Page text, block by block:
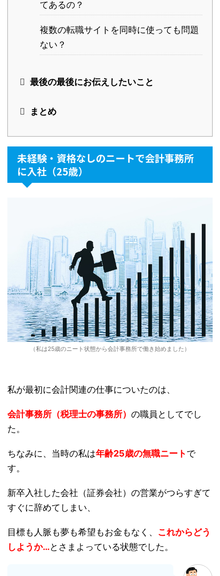
てあるの？
複数の転職サイトを同時に使っても問題
ない？
最後の最後にお伝えしたいこと
まとめ
未経験・資格なしのニートで会計事務所
に入社（25歳）
（私は25歳のニート状態から会計事務所で働き始めました）
私が最初に会計関連の仕事についたのは、
会計事務所（税理士の事務所） の職員としてでし
た。
ちなみに、当時の私は年齢25歳の無職ニートで
す。
新卒入社した会社（証券会社）の営業がつらすぎて
すぐに辞めてしまい、
目標も人脈も夢も希望もお金もなく、 これからどう
しようか…とさまよっている状態でした。